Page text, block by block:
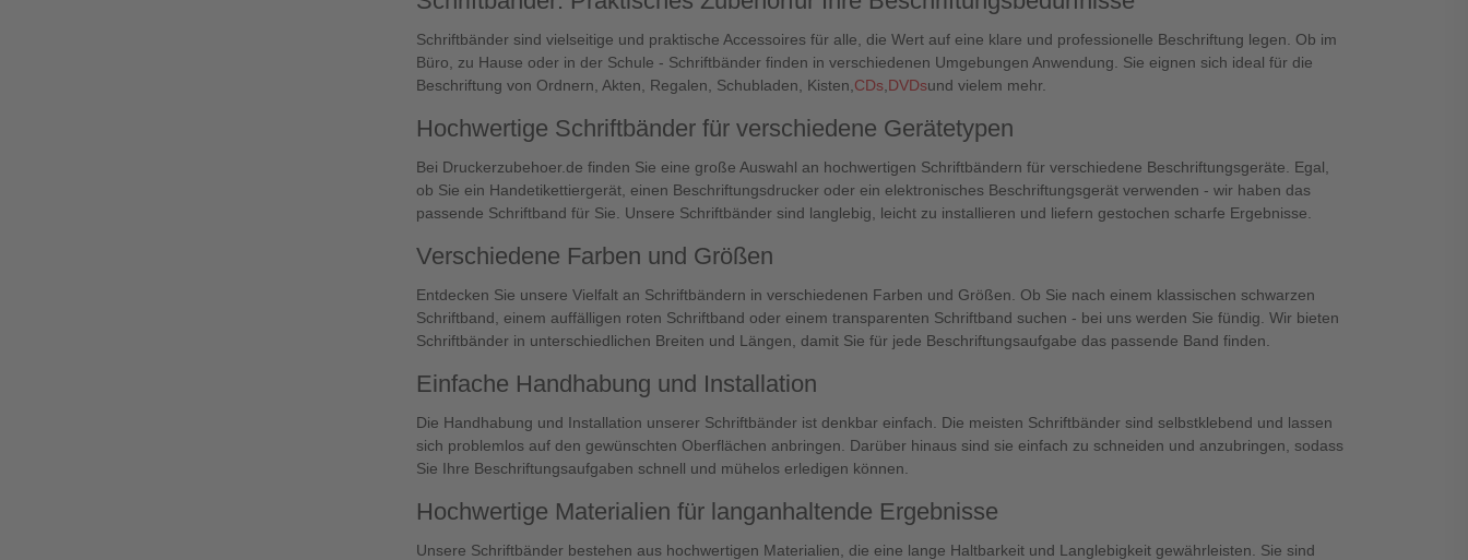
Schriftbänder sind vielseitige und praktische Accessoires für alle, die Wert auf eine klare und professionelle Beschriftung legen. Ob im
Büro, zu Hause oder in der Schule - Schriftbänder finden in verschiedenen Umgebungen Anwendung. Sie eignen sich ideal für die
Beschriftung von Ordnern, Akten, Regalen, Schubladen, Kisten, CDs DVDsund vielem mehr.
Hochwertige Schriftbänder für verschiedene Gerätetypen
Bei Druckerzubehoer.de finden Sie eine große Auswahl an hochwertigen Schriftbändern für verschiedene Beschriftungsgeräte. Egal,
ob Sie ein Handetikettiergerät, einen Beschriftungsdrucker oder ein elektronisches Beschriftungsgerät verwenden - wir haben das
passende Schriftband für Sie. Unsere Schriftbänder sind langlebig, leicht zu installieren und liefern gestochen scharfe Ergebnisse.
Verschiedene Farben und Größen
Entdecken Sie unsere Vielfalt an Schriftbändern in verschiedenen Farben und Größen. Ob Sie nach einem klassischen schwarzen
Schriftband, einem auffälligen roten Schriftband oder einem transparenten Schriftband suchen - bei uns werden Sie fündig. Wir bieten
Schriftbänder in unterschiedlichen Breiten und Längen, damit Sie für jede Beschriftungsaufgabe das passende Band finden.
Einfache Handhabung und Installation
Die Handhabung und Installation unserer Schriftbänder ist denkbar einfach. Die meisten Schriftbänder sind selbstklebend und lassen
sich problemlos auf den gewünschten Oberflächen anbringen. Darüber hinaus sind sie einfach zu schneiden und anzubringen, sodass
Sie Ihre Beschriftungsaufgaben schnell und mühelos erledigen können.
Hochwertige Materialien für langanhaltende Ergebnisse
Unsere Schriftbänder bestehen aus hochwertigen Materialien, die eine lange Haltbarkeit und Langlebigkeit gewährleisten. Sie sind